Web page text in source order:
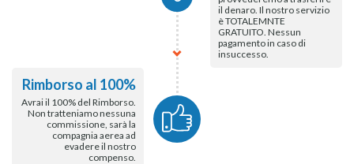
il denaro. Il nostro servizio
è TOTALEMNTE
GRATUITO. Nessun
pagamento in caso di
insuccesso.
Rimborso al 100%
Avrai il 100% del Rimborso.
Non tratteniamo nessuna
commissione, sarà la
compagnia aerea ad
evadere il nostro
compenso.